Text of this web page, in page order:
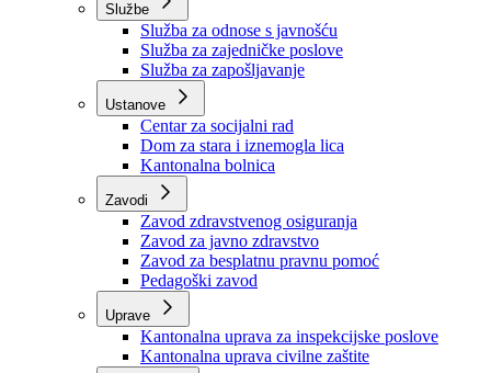
Službe
Služba za odnose s javnošću
Služba za zajedničke poslove
Služba za zapošljavanje
Ustanove
Centar za socijalni rad
Dom za stara i iznemogla lica
Kantonalna bolnica
Zavodi
Zavod zdravstvenog osiguranja
Zavod za javno zdravstvo
Zavod za besplatnu pravnu pomoć
Pedagoški zavod
Uprave
Kantonalna uprava za inspekcijske poslove
Kantonalna uprava civilne zaštite